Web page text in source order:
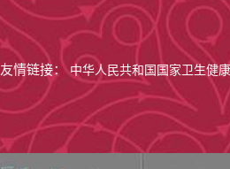
友情链接：中华人民共和国国家卫生健